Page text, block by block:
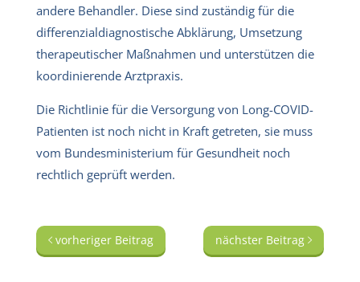
andere Behandler. Diese sind zuständig für die
differenzialdiagnostische Abklärung, Umsetzung
therapeutischer Maßnahmen und unterstützen die
koordinierende Arztpraxis.
Die Richtlinie für die Versorgung von Long-COVID-
Patienten ist noch nicht in Kraft getreten, sie muss
vom Bundesministerium für Gesundheit noch
rechtlich geprüft werden.
vorheriger Beitrag nächster Beitrag